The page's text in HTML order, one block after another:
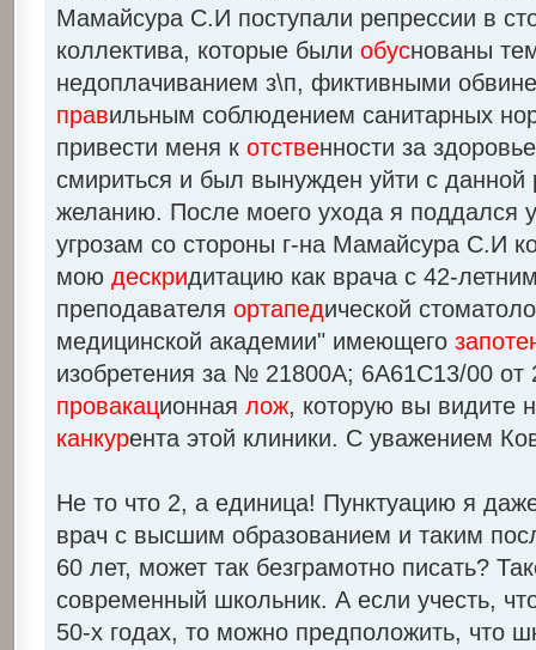
Мамайсура С.И поступали репрессии в
коллектива, которые были обуснованы
недоплачиванием з\п, фиктивными
правильным соблюдением санитарных
привести меня к отственности за
смириться и был вынужден уйти с данной
желанию. После моего ухода я поддался
угрозам со стороны г-на Мамайсура С.И
мою дескридитацию как врача с 42-
преподавателя ортапедической
медицинской академии" имеющего
изобретения за № 21800А; 6А61С13/00 от
провакационная лож, которую вы видите
канкурента этой клиники. С уважением
Не то что 2, а единица! Пунктуацию я
врач с высшим образованием и таким
60 лет, может так безграмотно писать?
современный школьник. А если учесть,
50-х годах, то можно предположить, что